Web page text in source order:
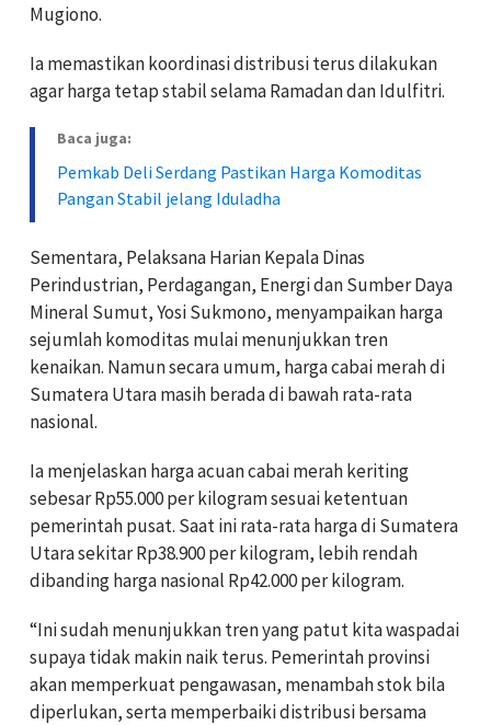
Mugiono.
Ia memastikan koordinasi distribusi terus dilakukan
agar harga tetap stabil selama Ramadan dan Idulfitri.
Baca juga:
Pemkab Deli Serdang Pastikan Harga Komoditas
Pangan Stabil jelang Iduladha
Sementara, Pelaksana Harian Kepala Dinas
Perindustrian, Perdagangan, Energi dan Sumber Daya
Mineral Sumut, Yosi Sukmono, menyampaikan harga
sejumlah komoditas mulai menunjukkan tren
kenaikan. Namun secara umum, harga cabai merah di
Sumatera Utara masih berada di bawah rata-rata
nasional.
Ia menjelaskan harga acuan cabai merah keriting
sebesar Rp55.000 per kilogram sesuai ketentuan
pemerintah pusat. Saat ini rata-rata harga di Sumatera
Utara sekitar Rp38.900 per kilogram, lebih rendah
dibanding harga nasional Rp42.000 per kilogram.
“Ini sudah menunjukkan tren yang patut kita waspadai
supaya tidak makin naik terus. Pemerintah provinsi
akan memperkuat pengawasan, menambah stok bila
diperlukan, serta memperbaiki distribusi bersama